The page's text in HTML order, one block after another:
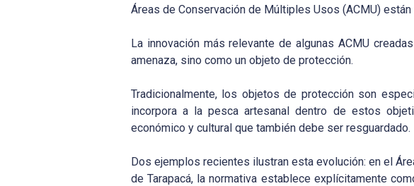
Áreas de Conservación de Múltiples Usos (ACMU)
La innovación más relevante de algunas ACMU
amenaza, sino como un objeto de protección.
Tradicionalmente, los objetos de protección son
incorpora a la pesca artesanal dentro de estos
económico y cultural que también debe ser resguardado.
Dos ejemplos recientes ilustran esta evolución: en el
de Tarapacá, la normativa establece explícitamente